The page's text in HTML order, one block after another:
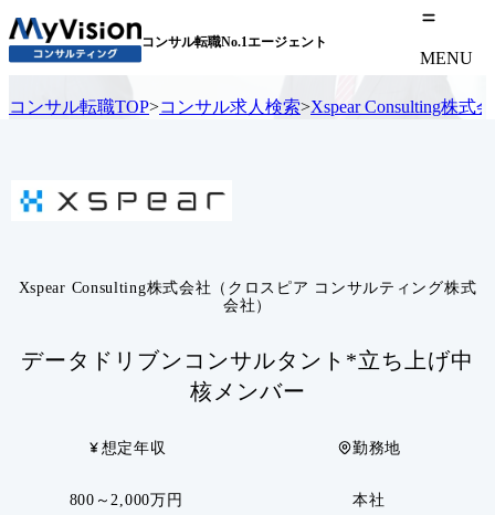
コンサル転職No.1エージェント
MENU
コンサル転職TOP>コンサル求人検索>Xspear Consulting株式
Xspear Consulting株式会社（クロスピア コンサルティング株式
会社）
データドリブンコンサルタント*立ち上げ中
核メンバー
想定年収
800～2,000万円
勤務地
本社